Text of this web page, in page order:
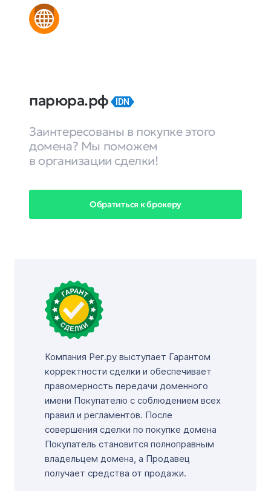
парюра.рф IDN
Заинтересованы в покупке этого
домена? Мы поможем
в организации сделки!
Обратиться к брокеру
Компания Рег.ру выступает Гарантом
корректности сделки и обеспечивает
правомерность передачи доменного
имени Покупателю с соблюдением всех
правил и регламентов. После
совершения сделки по покупке домена
Покупатель становится полноправным
владельцем домена, а Продавец
получает средства от продажи.